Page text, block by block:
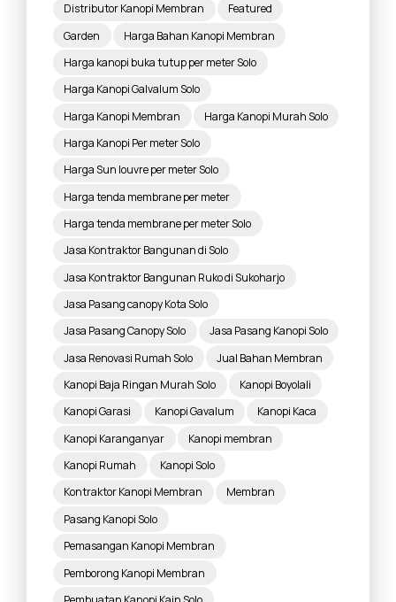
Distributor Kanopi Membran
Featured
Garden
Harga Bahan Kanopi Membran
Harga kanopi buka tutup per meter Solo
Harga Kanopi Galvalum Solo
Harga Kanopi Membran
Harga Kanopi Murah Solo
Harga Kanopi Per meter Solo
Harga Sun louvre per meter Solo
Harga tenda membrane per meter
Harga tenda membrane per meter Solo
Jasa Kontraktor Bangunan di Solo
Jasa Kontraktor Bangunan Ruko di Sukoharjo
Jasa Pasang canopy Kota Solo
Jasa Pasang Canopy Solo
Jasa Pasang Kanopi Solo
Jasa Renovasi Rumah Solo
Jual Bahan Membran
Kanopi Baja Ringan Murah Solo
Kanopi Boyolali
Kanopi Garasi
Kanopi Gavalum
Kanopi Kaca
Kanopi Karanganyar
Kanopi membran
Kanopi Rumah
Kanopi Solo
Kontraktor Kanopi Membran
Membran
Pasang Kanopi Solo
Pemasangan Kanopi Membran
Pemborong Kanopi Membran